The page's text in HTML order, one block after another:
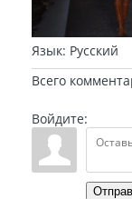
Язык: Русский
Всего
Войдите: